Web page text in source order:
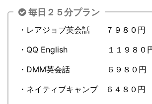
毎日２５分プラン
・レアジョブ英会話 ７９８０円
・QQ English １１９８０
・DMM英会話 ６９８０円
・ネイティブキャンプ ６４８０円